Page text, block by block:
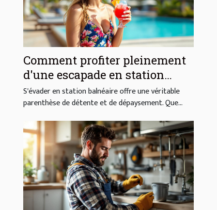
Comment profiter pleinement
d'une escapade en station
balnéaire ?
S'évader en station balnéaire offre une véritable
parenthèse de détente et de dépaysement. Que...